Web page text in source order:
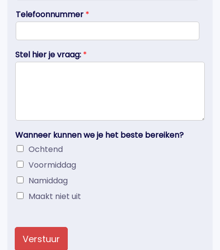
Telefoonnummer *
Stel hier je vraag: *
Wanneer kunnen we je het beste bereiken?
Ochtend
Voormiddag
Namiddag
Maakt niet uit
Verstuur